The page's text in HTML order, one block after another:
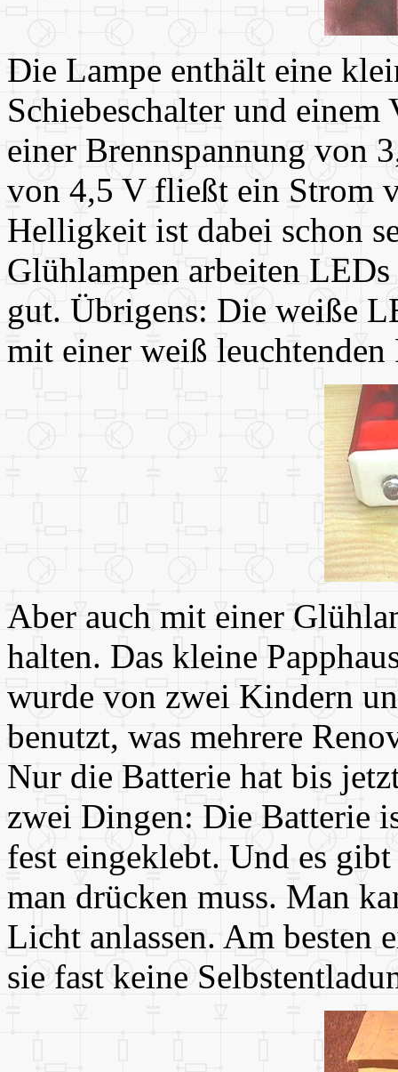
Die Lampe enthält eine
Schiebeschalter und
einer Brennspannung von
von 4,5 V fließt ein Strom
Helligkeit ist dabei schon
Glühlampen arbeiten
gut. Übrigens: Die weiße
mit einer weiß leuchtenden
Aber auch mit einer
halten. Das kleine
wurde von zwei Kindern
benutzt, was mehrere
Nur die Batterie hat bis
zwei Dingen: Die Batterie
fest eingeklebt. Und es
man drücken muss. Man
Licht anlassen. Am
sie fast keine